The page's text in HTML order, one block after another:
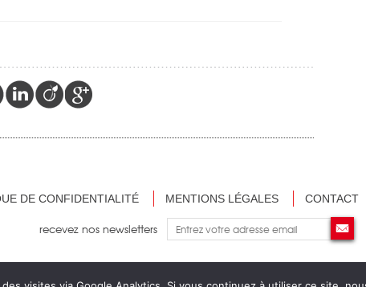
DE CONFIDENTIALITÉ MENTIONS LÉGALES CONTACT
recevez nos newsletters